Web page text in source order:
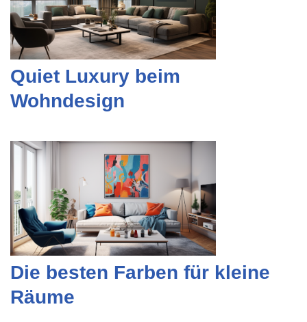
Quiet Luxury beim
Wohndesign
Die besten Farben für kleine
Räume